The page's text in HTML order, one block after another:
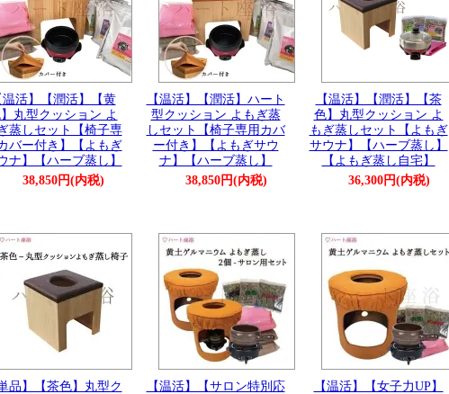
温活】【潤活】【黄
丸型クッション よ
蒸しセット【椅子専
バー付き】【よもぎ
ナ】【ハーブ蒸し】
38,850円(内税)
【温活】【潤活】ハート
型クッション よもぎ蒸
しセット【椅子専用カバ
ー付き】【よもぎサウ
ナ】【ハーブ蒸し】
38,850円(内税)
【温活】【潤活】【茶
色】丸型クッション よ
もぎ蒸しセット【よもぎ
サウナ】【ハーブ蒸し】
【よもぎ蒸し自宅】
36,300円(内税)
品】【茶色】丸型ク
【温活】【サロン特別応
【温活】【女子力UP】